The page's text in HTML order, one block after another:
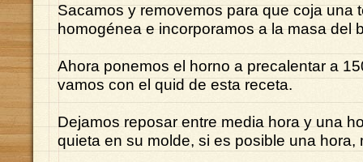
Sacamos y removemos para que coja una
homogénea e incorporamos a la masa del
Ahora ponemos el horno a precalentar a
vamos con el quid de esta receta.
Dejamos reposar entre media hora y una
quieta en su molde, si es posible una hora,